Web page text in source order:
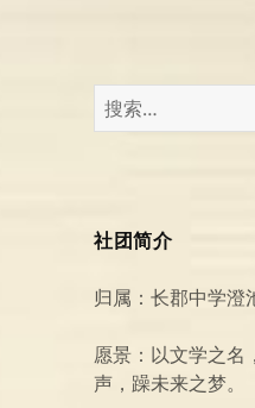
搜
索：
社团简介
归属：长郡中学澄
愿景：以文学之名
声，躁未来之梦。